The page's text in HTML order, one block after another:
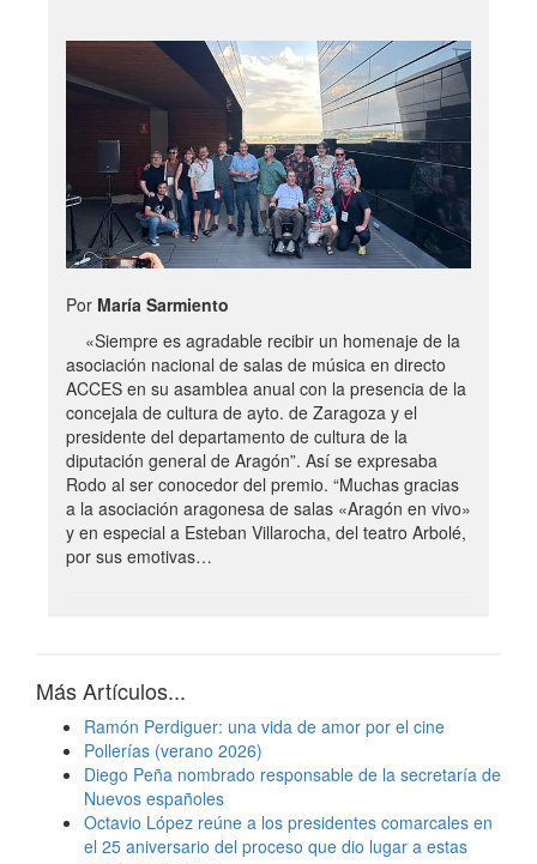
Por María Sarmiento
«Siempre es agradable recibir un homenaje de la
asociación nacional de salas de música en directo
ACCES en su asamblea anual con la presencia de la
concejala de cultura de ayto. de Zaragoza y el
presidente del departamento de cultura de la
diputación general de Aragón”. Así se expresaba
Rodo al ser conocedor del premio. “Muchas gracias
a la asociación aragonesa de salas «Aragón en vivo»
y en especial a Esteban Villarocha, del teatro Arbolé,
por sus emotivas…
Más Artículos...
Ramón Perdiguer: una vida de amor por el cine
Pollerías (verano 2026)
Diego Peña nombrado responsable de la secretaría de
Nuevos españoles
Octavio López reúne a los presidentes comarcales en
el 25 aniversario del proceso que dio lugar a estas